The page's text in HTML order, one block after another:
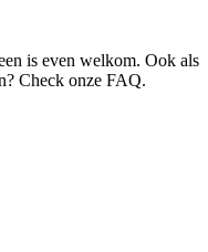
is even welkom. Ook als
Check onze FAQ.